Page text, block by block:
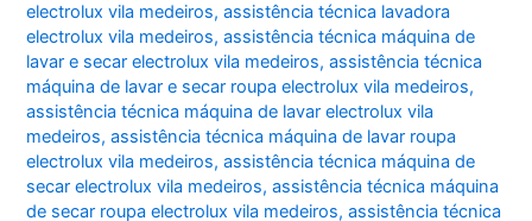
electrolux vila medeiros,assistência técnica lavadora
electrolux vila medeiros,assistência técnica máquina de
lavar e secar electrolux vila medeiros,assistência técnica
máquina de lavar e secar roupa electrolux vila medeiros,
assistência técnica máquina de lavar electrolux vila
medeiros,assistência técnica máquina de lavar roupa
electrolux vila medeiros,assistência técnica máquina de
secar electrolux vila medeiros,assistência técnica máquina
de secar roupa electrolux vila medeiros,assistência técnica